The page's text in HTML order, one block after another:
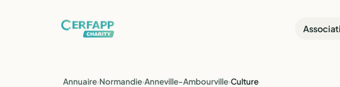
Annuaire›Normandie›Anneville-Ambourville›Culture